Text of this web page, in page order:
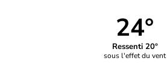
24°
Ressenti 20°
sous l'effet du vent